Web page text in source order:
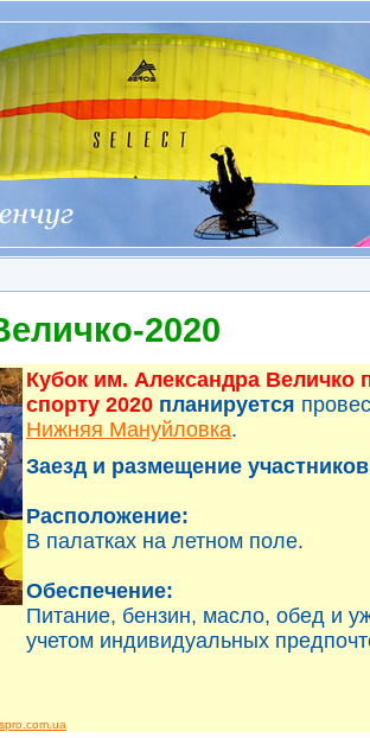
2020
Кубок им. Александра Величко
спорту 2020 планируется
Нижняя Мануйловка.
Заезд и размещение
Расположение:
В палатках на летном поле.
Обеспечение:
Питание, бензин, масло, обед и
учетом индивидуальных